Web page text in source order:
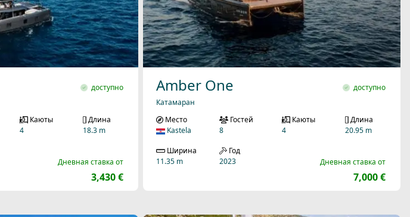
доступно
Дневная ставка от
3,430 €
Каюты
4
Длина
18.3 m
Amber One
Катамаран
доступно
Дневная ставка от
7,000 €
Место
Kastela
Гостей
8
Каюты
4
Длина
20.95 m
Ширина
11.35 m
Год
2023